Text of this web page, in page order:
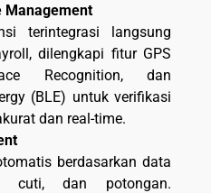
Management
terintegrasi langsung
dilengkapi fitur GPS
Recognition, dan
(BLE) untuk verifikasi
dan real-time.
berdasarkan data
cuti, dan potongan.